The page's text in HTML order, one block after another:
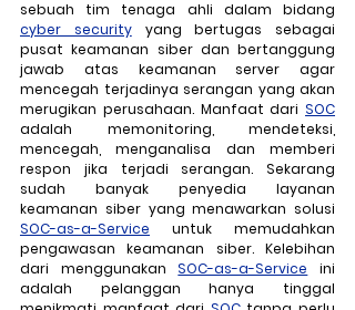
cyber security yang bertugas sebagai
pusat keamanan siber dan bertanggung
jawab atas keamanan server agar
mencegah terjadinya serangan yang akan
merugikan perusahaan. Manfaat dari SOC
adalah memonitoring, mendeteksi,
mencegah, menganalisa dan memberi
respon jika terjadi serangan. Sekarang
sudah banyak penyedia layanan
SOC-as-a-Service untuk memudahkan
pengawasan keamanan siber. Kelebihan
dari menggunakan SOC-as-a-Service ini
adalah pelanggan hanya tinggal